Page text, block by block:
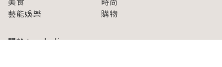
藝能娛樂
購物
關於Japaholic